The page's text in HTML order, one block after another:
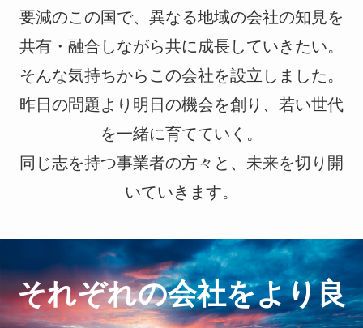
要減のこの国で、異なる地域の会社の知見を
共有・融合しながら共に成長していきたい。
そんな気持ちからこの会社を設立しました。
昨日の問題より明日の機会を創り、若い世代
を一緒に育てていく。
同じ志を持つ事業者の方々と、未来を切り開
いていきます。
それぞれの会社をより良